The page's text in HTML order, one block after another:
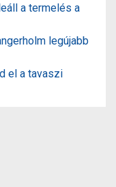
a termelés a
legújabb
el a tavaszi